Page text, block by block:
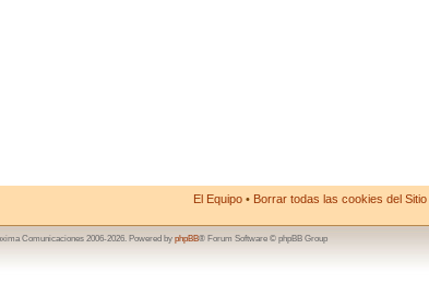
El Equipo • Borrar todas las cookies del Sitio
Comunicaciones 2006-2026. Powered by phpBB® Forum Software © phpBB Group